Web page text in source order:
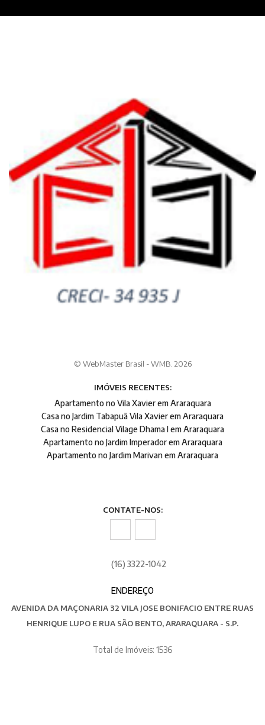
© WebMaster Brasil - WMB. 2026
IMÓVEIS RECENTES:
Apartamento no Vila Xavier em Araraquara
Casa no Jardim Tabapuã Vila Xavier em Araraquara
Casa no Residencial Vilage Dhama I em Araraquara
Apartamento no Jardim Imperador em Araraquara
Apartamento no Jardim Marivan em Araraquara
CONTATE-NOS:
(16) 3322-1042
ENDEREÇO
AVENIDA DA MAÇONARIA 32 VILA JOSE BONIFACIO ENTRE RUAS
HENRIQUE LUPO E RUA SÃO BENTO, ARARAQUARA - S.P.
Total de Imóveis: 1536